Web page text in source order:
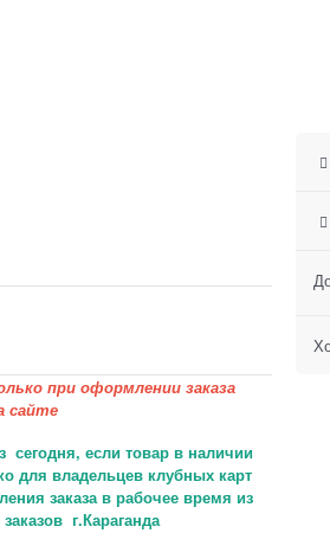
при оформлении заказа
сайте
если товар в наличии
для владельцев клубных карт
заказа в рабочее время из
г.Караганда